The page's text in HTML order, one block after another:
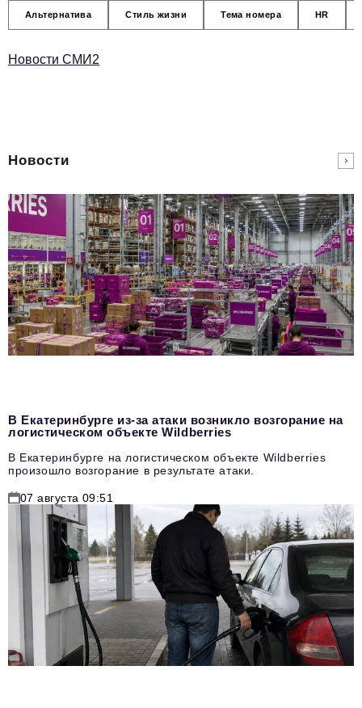
Альтернатива Стиль жизни Тема номера HR
Новости СМИ2
Новости
В Екатеринбурге из-за атаки возникло возгорание на
логистическом объекте Wildberries
В Екатеринбурге на логистическом объекте Wildberries
произошло возгорание в результате атаки.
07 августа 09:51